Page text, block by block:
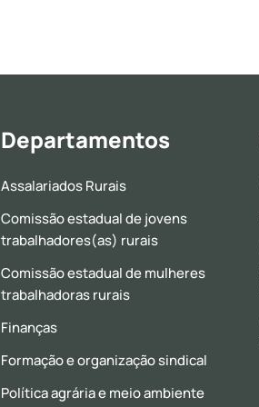
Departamentos
Assalariados Rurais
Comissão estadual de jovens
trabalhadores(as) rurais
Comissão estadual de mulheres
trabalhadoras rurais
Finanças
Formação e organização sindical
Política agrária e meio ambiente